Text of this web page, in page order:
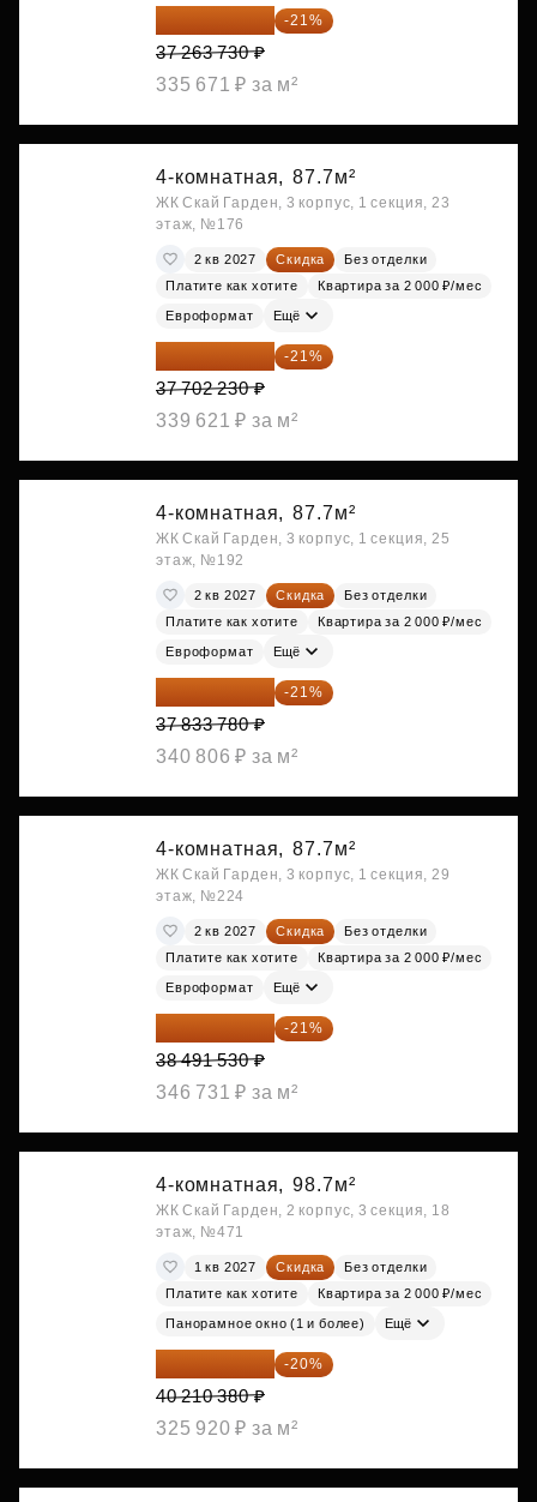
29 438 347 ₽ -21%
37 263 730 ₽
335 671 ₽ за м²
4-комнатная, 87.7м²
ЖК Скай Гарден, 3 корпус, 1 секция, 23
этаж, №176
2 кв 2027 Скидка
Без отделки
Платите как хотите
Квартира за 2 000 ₽/мес
Евроформат Ещё
29 784 762 ₽ -21%
37 702 230 ₽
339 621 ₽ за м²
4-комнатная, 87.7м²
ЖК Скай Гарден, 3 корпус, 1 секция, 25
этаж, №192
2 кв 2027 Скидка
Без отделки
Платите как хотите
Квартира за 2 000 ₽/мес
Евроформат Ещё
29 888 686 ₽ -21%
37 833 780 ₽
340 806 ₽ за м²
4-комнатная, 87.7м²
ЖК Скай Гарден, 3 корпус, 1 секция, 29
этаж, №224
2 кв 2027 Скидка
Без отделки
Платите как хотите
Квартира за 2 000 ₽/мес
Евроформат Ещё
30 408 309 ₽ -21%
38 491 530 ₽
346 731 ₽ за м²
4-комнатная, 98.7м²
ЖК Скай Гарден, 2 корпус, 3 секция, 18
этаж, №471
1 кв 2027 Скидка
Без отделки
Платите как хотите
Квартира за 2 000 ₽/мес
Панорамное окно (1 и более) Ещё
32 168 304 ₽ -20%
40 210 380 ₽
325 920 ₽ за м²